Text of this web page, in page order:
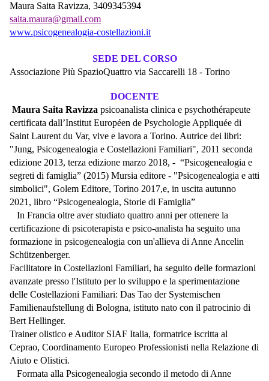
Maura Saita Ravizza, 3409345394
saita.maura@gmail.com
www.psicogenealogia-costellazioni.it
SEDE DEL CORSO
Associazione Più SpazioQuattro via Saccarelli 18 - Torino
DOCENTE
Maura Saita Ravizza psicoanalista clinica e psychothérapeute
certificata dall’Institut Européen de Psychologie Appliquée di
Saint Laurent du Var, vive e lavora a Torino. Autrice dei libri:
"Jung, Psicogenealogia e Costellazioni Familiari", 2011 seconda
edizione 2013, terza edizione marzo 2018, - “Psicogenealogia e
segreti di famiglia” (2015) Mursia editore - "Psicogenealogia e atti
simbolici", Golem Editore, Torino 2017,e, in uscita autunno
2021, libro “Psicogenealogia, Storie di Famiglia”
In Francia oltre aver studiato quattro anni per ottenere la
certificazione di psicoterapista e psico-analista ha seguito una
formazione in psicogenealogia con un'allieva di Anne Ancelin
Schützenberger.
Facilitatore in Costellazioni Familiari, ha seguito delle formazioni
avanzate presso l'Istituto per lo sviluppo e la sperimentazione
delle Costellazioni Familiari: Das Tao der Systemischen
Familienaufstellung di Bologna, istituto nato con il patrocinio di
Bert Hellinger.
Trainer olistico e Auditor SIAF Italia, formatrice iscritta al
Ceprao, Coordinamento Europeo Professionisti nella Relazione di
Aiuto e Olistici.
Formata alla Psicogenealogia secondo il metodo di Anne